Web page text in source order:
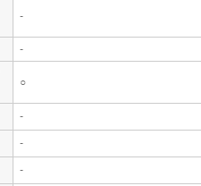
-
-
○
-
-
-